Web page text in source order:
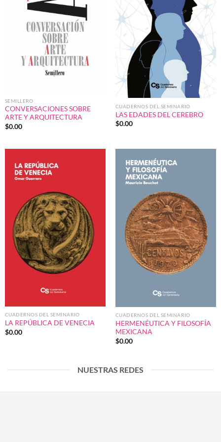
SEMILLERO
CONVERSACIONES SOBRE
ARTE Y ARQUITECTURA
$0.00
CUADERNOS DEL SEMINARIO
LAS EDADES DEL CEREBRO
$0.00
CUADERNOS DEL SEMINARIO
LA REPÚBLICA DE VENECIA
$0.00
CUADERNOS DEL SEMINARIO
HERMENÉUTICA Y FILOSOFÍA
MEXICANA
$0.00
NUESTRAS REDES